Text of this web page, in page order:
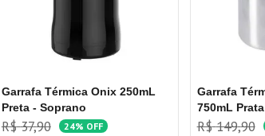
Garrafa Térmica Onix 250mL
Preta - Soprano
R$ 37,90 24% OFF
Garrafa
750mL
R$ 149,90